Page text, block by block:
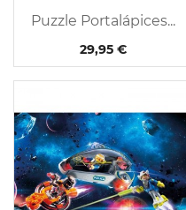
Puzzle Portalápices...
29,95 €